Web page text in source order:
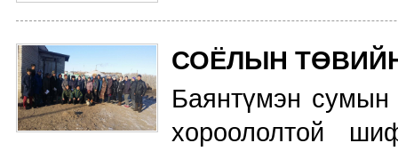
СОЁЛЫН
Баянтүмэн
хороололтой